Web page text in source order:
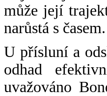
může její
narůstá s časem.
U přísluní a
odhad
uvažováno